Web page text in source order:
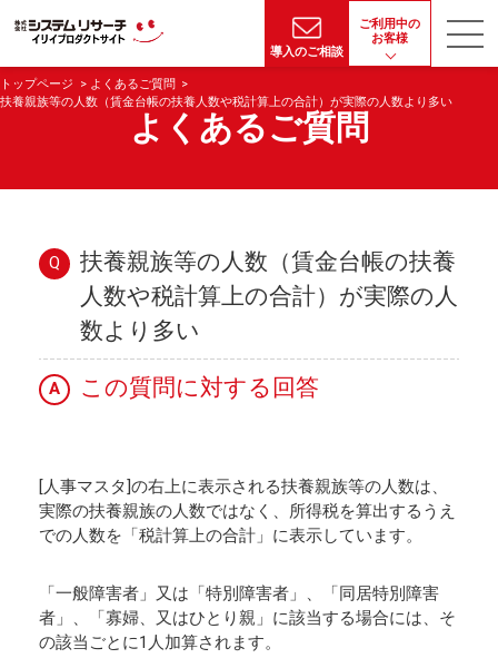
導入のご相談
ご利用中の
お客様
トップページ
よくあるご質問
扶養親族等の人数（賃金台帳の扶養人数や税計算上の合計）が実際の人数より多い
よくあるご質問
Q
扶養親族等の人数（賃金台帳の扶養
人数や税計算上の合計）が実際の人
数より多い
A この質問に対する回答
[人事マスタ]の右上に表示される扶養親族等の人数は、
実際の扶養親族の人数ではなく、所得税を算出するうえ
での人数を「税計算上の合計」に表示しています。
「一般障害者」又は「特別障害者」、「同居特別障害
者」、「寡婦、又はひとり親」に該当する場合には、そ
の該当ごとに1人加算されます。